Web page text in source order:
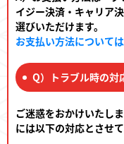
イジー決済・キャリア
選びいただけます。
お支払い方法について
Q）トラブル時の対
ご迷惑をおかけいたし
には以下の対応とさせて